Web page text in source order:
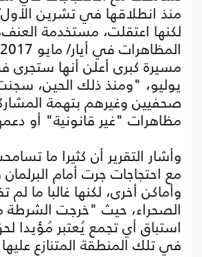
لكنها اعتقلت، مستخدمة
مسيرة كبرى أعلن أنها ستجرى
يوليو، "ومنذ ذلك الحين،
صحفيين وغيرهم بتهمة
مظاهرات "غير قانونية" أو
وأشار التقرير أن كثيرا ما
مع احتجاجات جرت أمام
وأماكن أخرى، لكنها غالبا ما
الصحراء، حيث "خرجت
استباق أي تجمع يُعتبر مُؤيدا
في تلك المنطقة المتنازع